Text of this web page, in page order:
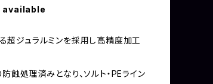
超ジュラルミンを採用し高精度加工
蝕処理済みとなり、ソルト・PEライン